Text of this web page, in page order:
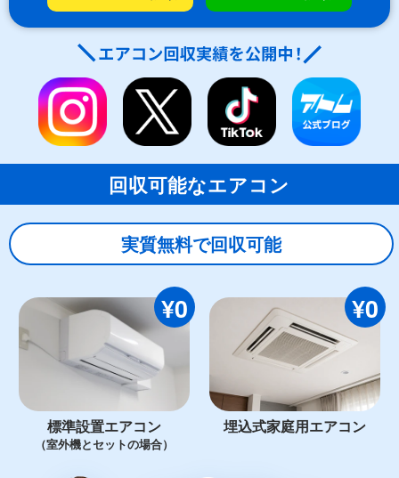
回収可能なエアコン
実質無料で回収可能
¥0
標準設置エアコン
（室外機とセットの場合）
¥0
埋込式家庭用エアコン